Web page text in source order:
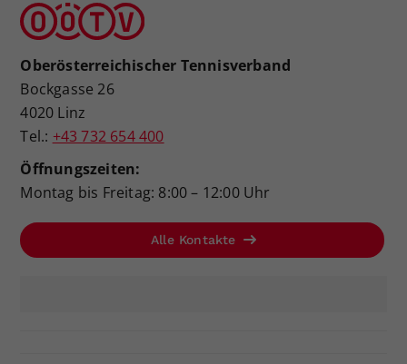
Oberösterreichischer Tennisverband
Bockgasse 26
4020 Linz
Tel.: +43 732 654 400
Öffnungszeiten:
Montag bis Freitag: 8:00 – 12:00 Uhr
Alle Kontakte